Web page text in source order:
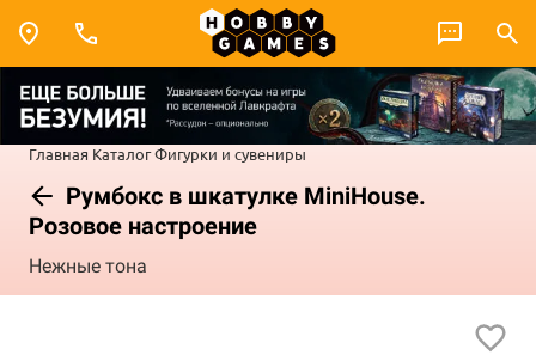
Главная КаталогФигурки и сувениры
Румбокс в шкатулке MiniHouse.
Розовое настроение
Нежные тона